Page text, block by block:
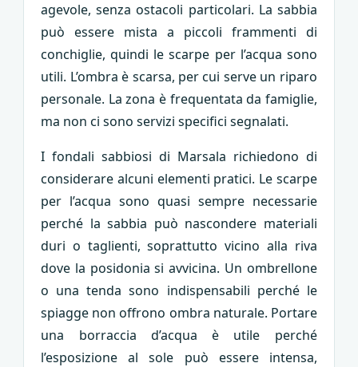
agevole, senza ostacoli particolari. La sabbia
può essere mista a piccoli frammenti di
conchiglie, quindi le scarpe per l’acqua sono
utili. L’ombra è scarsa, per cui serve un riparo
personale. La zona è frequentata da famiglie,
ma non ci sono servizi specifici segnalati.
I fondali sabbiosi di Marsala richiedono di
considerare alcuni elementi pratici. Le scarpe
per l’acqua sono quasi sempre necessarie
perché la sabbia può nascondere materiali
duri o taglienti, soprattutto vicino alla riva
dove la posidonia si avvicina. Un ombrellone
o una tenda sono indispensabili perché le
spiagge non offrono ombra naturale. Portare
una borraccia d’acqua è utile perché
l’esposizione al sole può essere intensa,